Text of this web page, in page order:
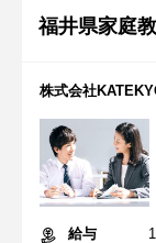
福井県家庭
株式会社
給与